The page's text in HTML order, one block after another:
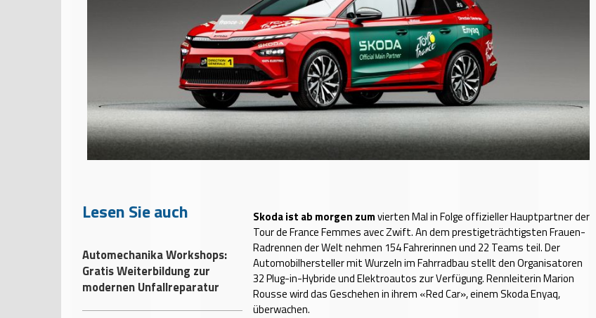
Lesen Sie auch
Automechanika Workshops:
Gratis Weiterbildung zur
modernen Unfallreparatur
Skoda ist ab morgen zumvierten Mal in Folge offizieller Hauptpartner der
Tour de France Femmes avec Zwift. An dem prestigeträchtigsten Frauen-
Radrennen der Welt nehmen 154 Fahrerinnen und 22 Teams teil. Der
Automobilhersteller mit Wurzeln im Fahrradbau stellt den Organisatoren
32 Plug-in-Hybride und Elektroautos zur Verfügung. Rennleiterin Marion
Rousse wird das Geschehen in ihrem «Red Car», einem Skoda Enyaq,
überwachen.